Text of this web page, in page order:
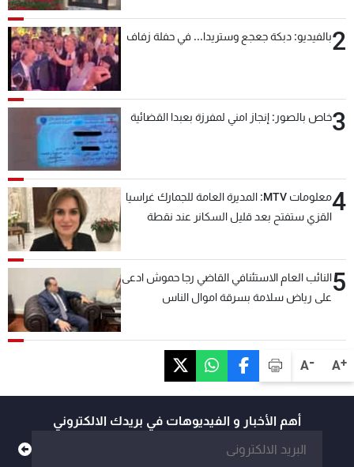
A+
A-
2بالفيديو: دبكة جعجع وستريدا... في حفلة زفاف
3خاص بالصور: إنجاز امني لمفرزة بعبدا القضائية
4
معلومات MTV: المديرة العامة للجمارك غراسيا
القزي ستفتح بعد قليل السكانر عند نقطة
السعودية والدول العربية
5النائب العام الاستئنافي القاضي رجا حموش ادعى
على رياض سلامة بسرقة اموال الناس
أهم الأخبار و الفيديوهات في بريدك الالكتروني